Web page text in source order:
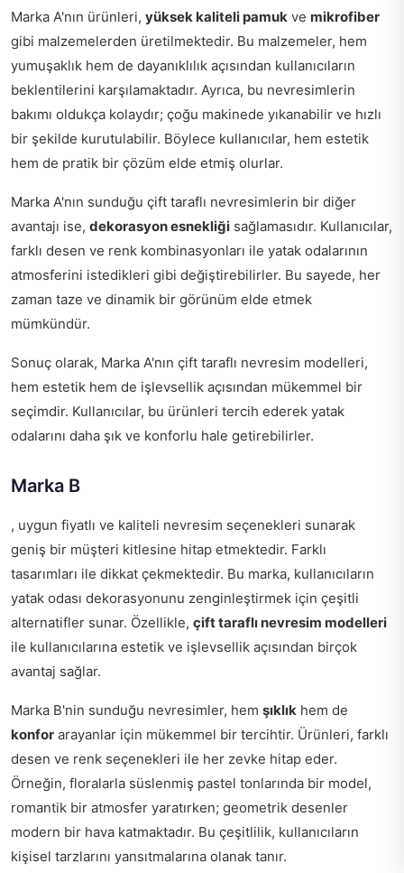
Marka A'nın ürünleri, yüksek kaliteli pamuk ve mikrofiber
gibi malzemelerden üretilmektedir. Bu malzemeler, hem
yumuşaklık hem de dayanıklılık açısından kullanıcıların
beklentilerini karşılamaktadır. Ayrıca, bu nevresimlerin
bakımı oldukça kolaydır; çoğu makinede yıkanabilir ve hızlı
bir şekilde kurutulabilir. Böylece kullanıcılar, hem estetik
hem de pratik bir çözüm elde etmiş olurlar.
Marka A'nın sunduğu çift taraflı nevresimlerin bir diğer
avantajı ise, dekorasyon esnekliği sağlamasıdır. Kullanıcılar,
farklı desen ve renk kombinasyonları ile yatak odalarının
atmosferini istedikleri gibi değiştirebilirler. Bu sayede, her
zaman taze ve dinamik bir görünüm elde etmek
mümkündür.
Sonuç olarak, Marka A'nın çift taraflı nevresim modelleri,
hem estetik hem de işlevsellik açısından mükemmel bir
seçimdir. Kullanıcılar, bu ürünleri tercih ederek yatak
odalarını daha şık ve konforlu hale getirebilirler.
Marka B
, uygun fiyatlı ve kaliteli nevresim seçenekleri sunarak
geniş bir müşteri kitlesine hitap etmektedir. Farklı
tasarımları ile dikkat çekmektedir. Bu marka, kullanıcıların
yatak odası dekorasyonunu zenginleştirmek için çeşitli
alternatifler sunar. Özellikle, çift taraflı nevresim modelleri
ile kullanıcılarına estetik ve işlevsellik açısından birçok
avantaj sağlar.
Marka B'nin sunduğu nevresimler, hem şıklık hem de
konfor arayanlar için mükemmel bir tercihtir. Ürünleri, farklı
desen ve renk seçenekleri ile her zevke hitap eder.
Örneğin, floralarla süslenmiş pastel tonlarında bir model,
romantik bir atmosfer yaratırken; geometrik desenler
modern bir hava katmaktadır. Bu çeşitlilik, kullanıcıların
kişisel tarzlarını yansıtmalarına olanak tanır.